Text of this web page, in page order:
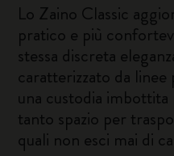
Lo Zaino Classic
pratico e più
stessa discreta
caratterizzato da
una custodia
tanto spazio per
quali non esci mai di